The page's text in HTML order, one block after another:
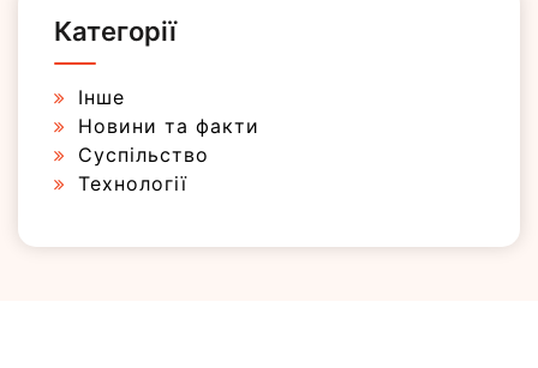
Категорії
Інше
Новини та факти
Суспільство
Технології